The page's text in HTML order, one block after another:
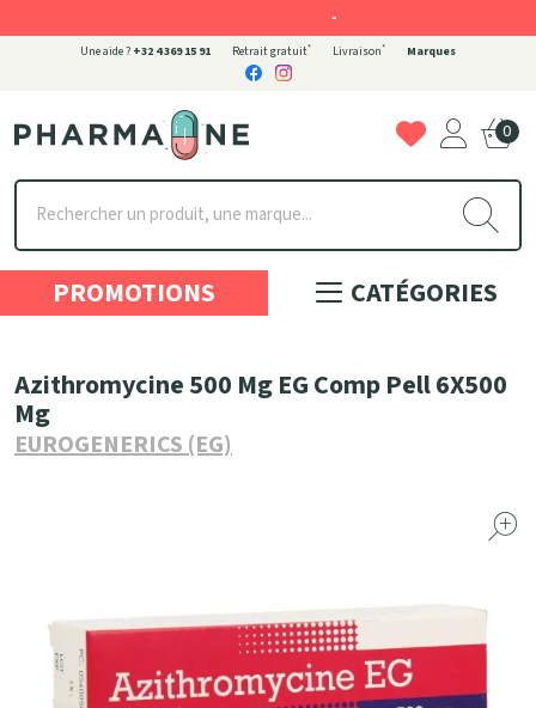
Une aide ? +32 4 369 15 91 Retrait gratuit* Livraison* Marques
Pharmaone Votre pharmacie en ligne à votre service
0
PROMOTIONS CATÉGORIES
Azithromycine 500 Mg EG Comp Pell 6X500
Mg
EUROGENERICS (EG)